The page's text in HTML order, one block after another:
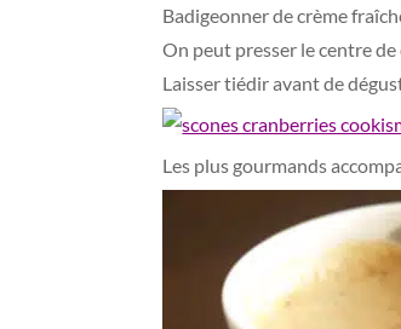
Badigeonner de crème
On peut presser le centre
Laisser tiédir avant de
Les plus gourmands